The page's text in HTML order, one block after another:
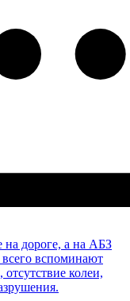
на дороге, а на АБЗ
всего вспоминают
колеи,